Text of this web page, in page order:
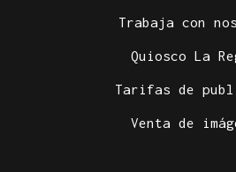
Trabaja con
Quiosco La
Tarifas de
Venta de